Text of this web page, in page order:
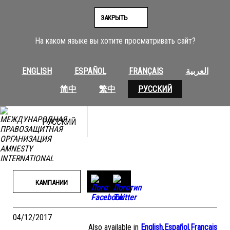
На каком языке вы хотите просматривать сайт?
ENGLISH ESPAÑOL FRANÇAIS
العربية
简中
繁中 РУССКИЙ
ЗАКРЫТЬ
РУССКИЙ
КАМПАНИИ
04/12/2017
Also available in English,Español,Français